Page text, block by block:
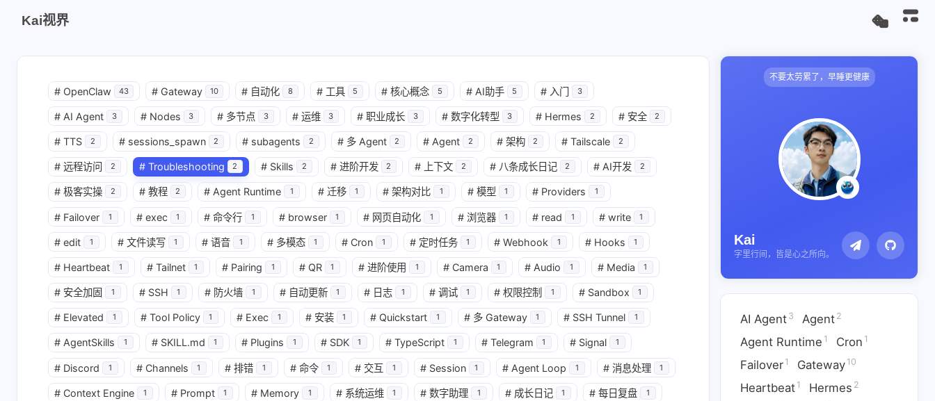
Kai视界
互动
最新评论
正在加载中...
兴趣点
寻找你感兴趣的领域
AI Agent 3 Agent2 Agent Runtime1 Cron Gateway10
# OpenClaw 43 # Gateway 10 # 自动化 8 # 工具 5 # 核心概念 5 # AI助手 5 # 入门 3
# AI Agent 3 # Nodes 3 # 多节点 3 # 运维 3 # 职业成长 3 # 数字化转型 3 # Hermes 2 # 安全 2
# TTS 2 # sessions_spawn 2 # subagents 2 # 多 Agent 2 # Agent 2 # 架构 2 # Tailscale 2
# 远程访问 2 # Troubleshooting 2 # Skills 2 # 进阶开发 2 # 上下文 2 # 八条成长日记 2 # AI开发 2
# 极客实操 2 # 教程 2 # Agent Runtime 1 # 迁移 1 # 架构对比 1 # 模型 1 # Providers 1
# Failover 1 # exec 1 # 命令行 1 # browser 1 # 网页自动化 1 # 浏览器 1 # read 1 # write 1
# edit 1 # 文件读写 1 # 语音 1 # 多模态 1 # Cron 1 # 定时任务 1 # Webhook 1 # Hooks 1
# Heartbeat 1 # Tailnet 1 # Pairing 1 # QR 1 # 进阶使用 1 # Camera 1 # Audio 1 # Media 1
# 安全加固 1 # SSH 1 # 防火墙 1 # 自动更新 1 # 日志 1 # 调试 1 # 权限控制 1 # Sandbox 1
# Elevated 1 # Tool Policy 1 # Exec 1 # 安装 1 # Quickstart 1 # 多 Gateway 1 # SSH Tunnel 1
# AgentSkills 1 # SKILL.md 1 # Plugins 1 # SDK 1 # TypeScript 1 # Telegram 1 # Signal 1
# Discord 1 # Channels 1 # 排错 1 # 命令 1 # 交互 1 # Session 1 # Agent Loop 1 # 消息处理 1
# Context Engine 1 # Prompt 1 # Memory 1 # 系统运维 1 # 数字助理 1 # 成长日记 1 # 每日复盘 1
不要太劳累了，早睡更健康
Kai
字里行间，皆是心之所向。
AI Agent 3 Agent 2
Agent Runtime 1 Cron 1
Failover 1 Gateway 10
Heartbeat 1 Hermes 2